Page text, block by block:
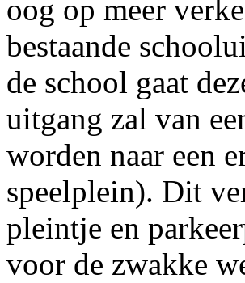
oog op meer
bestaande
de school gaat
uitgang zal van
worden naar een
speelplein). Dit
pleintje en
voor de zwakke